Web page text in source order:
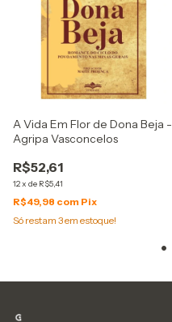
A Vida Em Flor de Dona Beja -
Agripa Vasconcelos
R$52,61
12x de R$5,41
R$49,98 com Pix
Só restam 3em estoque!